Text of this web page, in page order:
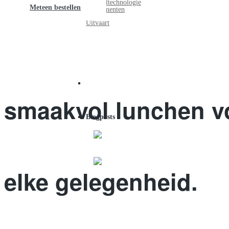
Evenementen
Uitvaart
Voedseltechnologie
Blogposts
Meteen bestellen
smaakvol lunchen
elke gelegenheid.